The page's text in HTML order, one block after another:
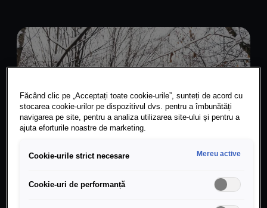
Făcând clic pe „Acceptați toate cookie-urile”, sunteți de acord cu
stocarea cookie-urilor pe dispozitivul dvs. pentru a îmbunătăți
navigarea pe site, pentru a analiza utilizarea site-ului și pentru a
ajuta eforturile noastre de marketing.
Cookie-urile strict necesare Mereu active
Cookie-uri de performanță